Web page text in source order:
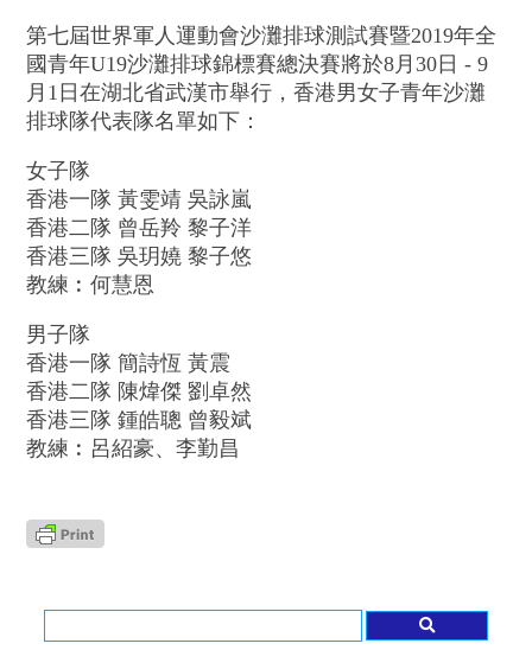
第七屆世界軍人運動會沙灘排球測試賽暨2019年全
國青年U19沙灘排球錦標賽總決賽將於8月30日 - 9
月1日在湖北省武漢市舉行，香港男女子青年沙灘
排球隊代表隊名單如下：
女子隊
香港一隊 黃雯靖 吳詠嵐
香港二隊 曾岳羚 黎子洋
香港三隊 吳玥嬈 黎子悠
教練︰何慧恩
男子隊
香港一隊 簡詩恆 黃震
香港二隊 陳煒傑 劉卓然
香港三隊 鍾皓聰 曾毅斌
教練︰呂紹豪、李勤昌